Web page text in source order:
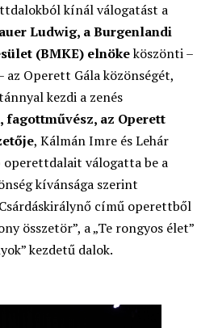
kínál válogatást a
Ludwig, a Burgenlandi
(BMKE) elnökeköszönti –
az Operett Gála közönségét,
kezdi a zenés
fagottművész, az Operett
, Kálmán Imre és Lehár
operettdalait válogatta be a
kívánsága szerint
című operettből
összetör”, a „Te rongyos élet”
kezdetű dalok.